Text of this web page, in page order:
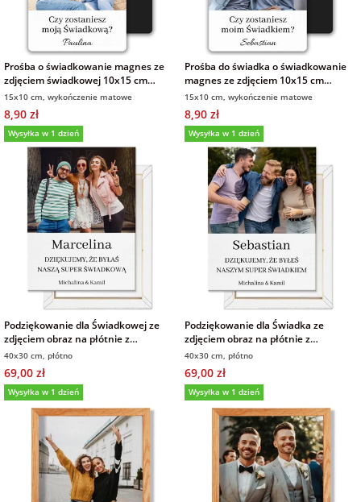
Prośba o świadkowanie magnes ze
zdjęciem świadkowej 10x15 cm
wykończenie matowe
15x10 cm, wykończenie matowe
8,90 zł
Wysyłka w 1 dzień
Prośba do świadka o świadkowanie
magnes ze zdjęciem 10x15 cm
wykończenie matowe
15x10 cm, wykończenie matowe
8,90 zł
Wysyłka w 1 dzień
Podziękowanie dla Świadkowej ze
zdjęciem obraz na płótnie z
dedykacją 30x40 cm
40x30 cm, płótno
69,00 zł
Wysyłka w 1 dzień
Podziękowanie dla Świadka ze
zdjęciem obraz na płótnie z
dedykacją 30x40 cm
40x30 cm, płótno
69,00 zł
Wysyłka w 1 dzień